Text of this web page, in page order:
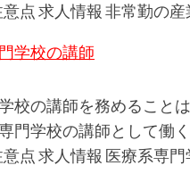
点 求人情報 非常勤の
学校の講師
校の講師を務めること
門学校の講師として働
点 求人情報 医療系専